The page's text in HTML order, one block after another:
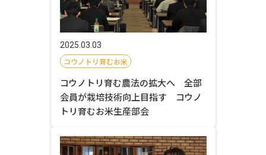
2025.03.03
コウノトリ育むお米
コウノトリ育む農法の拡大へ 全部
会員が栽培技術向上目指す コウノ
トリ育むお米生産部会